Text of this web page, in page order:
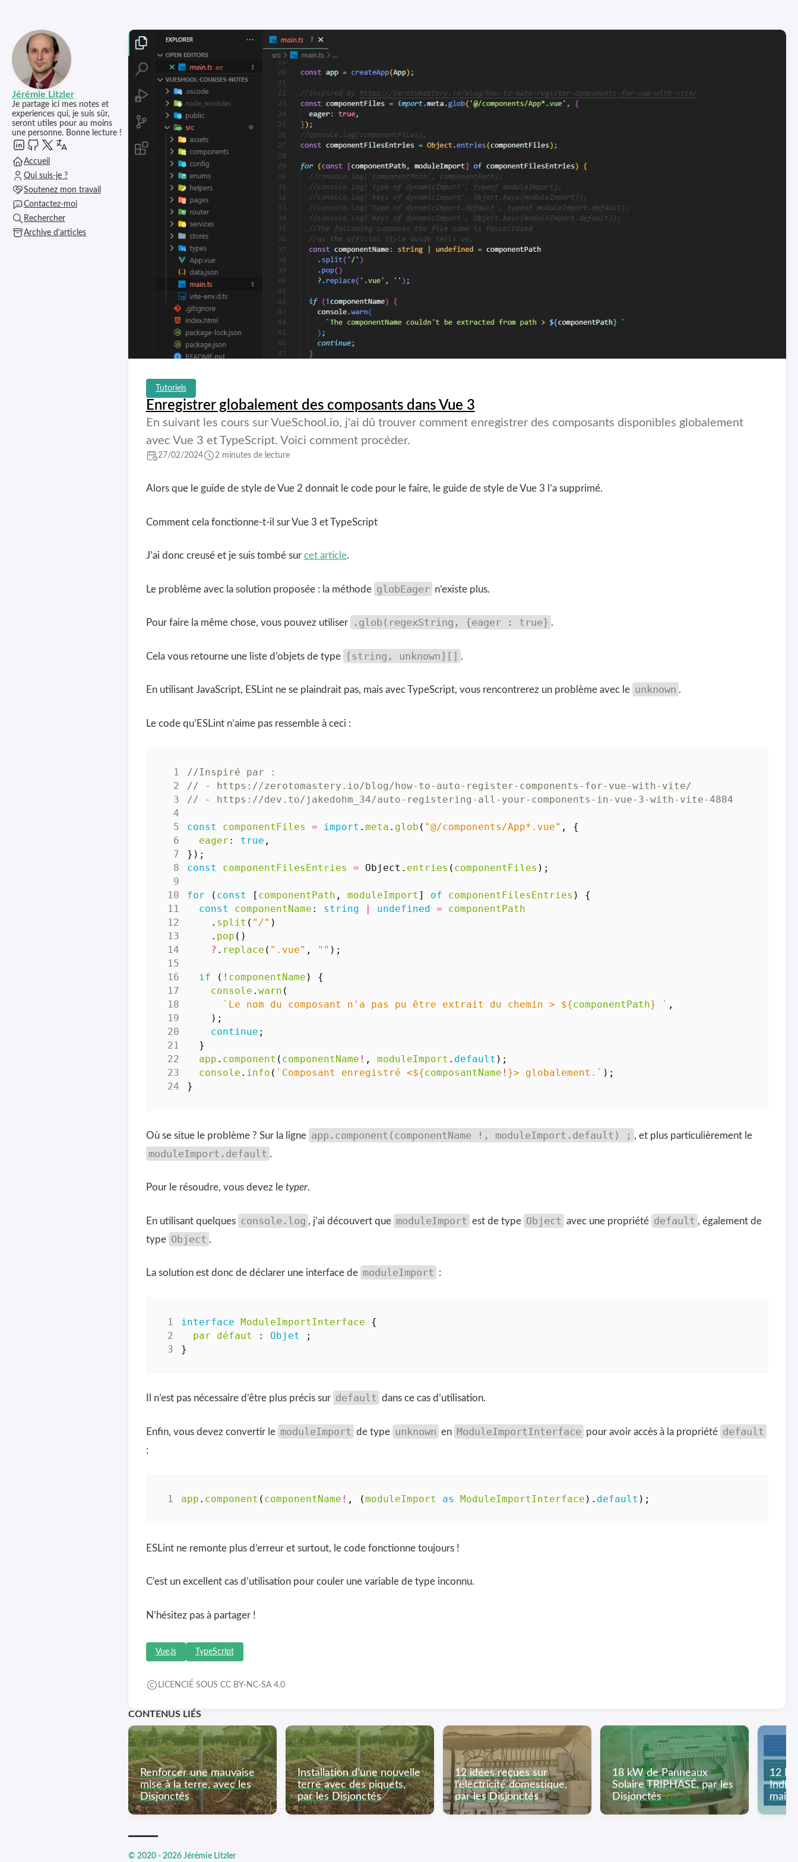
Jérémie Litzler
Je partage ici mes notes et
experiences qui, je suis sûr,
seront utiles pour au moins
une personne. Bonne lecture !
Accueil
Qui suis-je ?
Soutenez mon travail
Contactez-moi
Rechercher
Archive d'articles
Tutoriels
Enregistrer globalement des composants dans Vue 3
En suivant les cours sur VueSchool.io, j'ai dû trouver comment enregistrer des composants disponibles globalement
avec Vue 3 et TypeScript. Voici comment procéder.
27/02/2024 2 minutes de lecture
Alors que le guide de style de Vue 2 donnait le code pour le faire, le guide de style de Vue 3 l’a supprimé.
Comment cela fonctionne-t-il sur Vue 3 et TypeScript
J’ai donc creusé et je suis tombé sur cet article.
Le problème avec la solution proposée : la méthode globEager n’existe plus.
Pour faire la même chose, vous pouvez utiliser .glob(regexString, {eager : true} .
Cela vous retourne une liste d’objets de type [string, unknown][] .
En utilisant JavaScript, ESLint ne se plaindrait pas, mais avec TypeScript, vous rencontrerez un problème avec le unknown .
Le code qu’ESLint n’aime pas ressemble à ceci :
const componentFiles = import .meta . glob ( "@/components/App*.vue" ,
{
eager : true ,
});
const
componentFilesEntries = Object . entries ( componentFiles );
for ( const [ componentPath , moduleImport ] of componentFilesEntries )
{
const
componentName : string undefined =
componentPath
. split ( "/" )
. pop ()
? . replace ( ".vue" , "" );
if ( ! componentName )
{
console .warn (
`Le nom du composant n'a pas pu être extrait du chemin > ${componentPath} ` ,
);
continue ;
}
app . component ( componentName ! , moduleImport . default );
console . info ( `Composant enregistré <${composantName ! }> globalement.` );
}
Où se situe le problème ? Sur la ligne app.component(componentName !, moduleImport.default) ; , et plus particulièrement le
moduleImport.default .
Pour le résoudre, vous devez le typer.
En utilisant quelques console.log , j’ai découvert que moduleImport est de type Object avec une propriété default , également de
type Object .
La solution est donc de déclarer une interface de moduleImport :
interface ModuleImportInterface
{
par
défaut : Objet
;
}
Il n’est pas nécessaire d’être plus précis sur default dans ce cas d’utilisation.
Enfin, vous devez convertir le moduleImport de type unknown en ModuleImportInterface pour avoir accès à la propriété default
:
app . component ( componentName ! , (moduleImport as ModuleImportInterface ). default );
ESLint ne remonte plus d’erreur et surtout, le code fonctionne toujours !
C’est un excellent cas d’utilisation pour couler une variable de type inconnu.
N’hésitez pas à partager !
Vue.js TypeScript
LICENCIÉ SOUS CC BY-NC-SA 4.0
CONTENUS LIÉS
Renforcer une mauvaise
mise à la terre, avec les
Disjonctés
Installation d’une nouvelle
terre avec des piquets,
par les Disjonctés
12 idées reçues sur
l’électricité domestique,
par les Disjonctés
18 kW de Panneaux
Solaire TRIPHASÉ, par les
Disjonctés
12
© 2020 - 2026 Jérémie Litzler